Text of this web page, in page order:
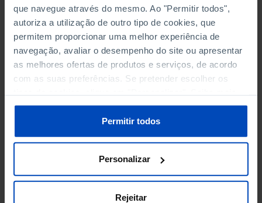
que navegue através do mesmo. Ao "Permitir todos",
autoriza a utilização de outro tipo de cookies, que
permitem proporcionar uma melhor experiência de
navegação, avaliar o desempenho do site ou apresentar
as melhores ofertas de produtos e serviços, de acordo
com as suas preferências. Se pretender escolher os
sobre cookies através da gestão de preferências ou da
Política de Cookies.
Permitir todos
Personalizar
Rejeitar
ARGUIDOS POR CATEGORIA DE CRIME (1960-1983)
ARGUIDOS POR CATEGORIA DE CRIME (1984-)
ARGUIDOS POR SEXO
CONDENADOS POR GRUPO ETÁRIO
CONDENADOS POR MIL HABITANTES